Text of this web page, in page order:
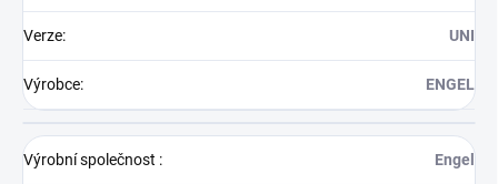
Verze: UNI
Výrobce: ENGEL
Výrobní společnost : Engel